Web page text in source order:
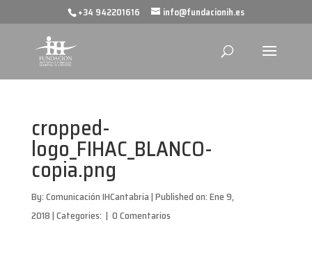
+34 942201616 info@fundacionih.es
cropped-
logo_FIHAC_BLANCO-
copia.png
By:Comunicación IHCantabria|Published on: Ene 9,
2018|Categories: | 0 Comentarios